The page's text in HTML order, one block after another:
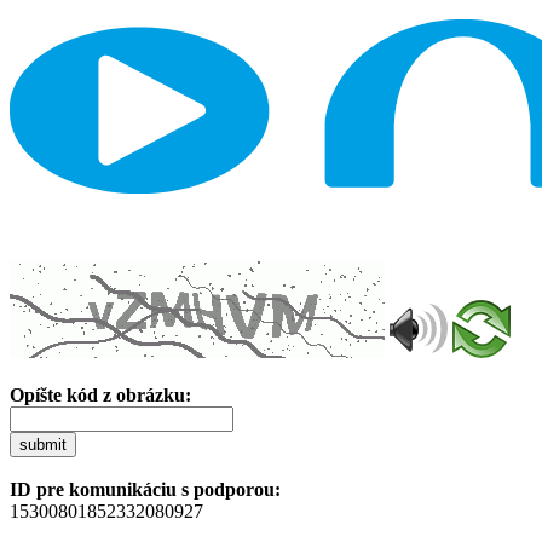
Opíšte kód z obrázku:
submit
ID pre komunikáciu s podporou:
15300801852332080927